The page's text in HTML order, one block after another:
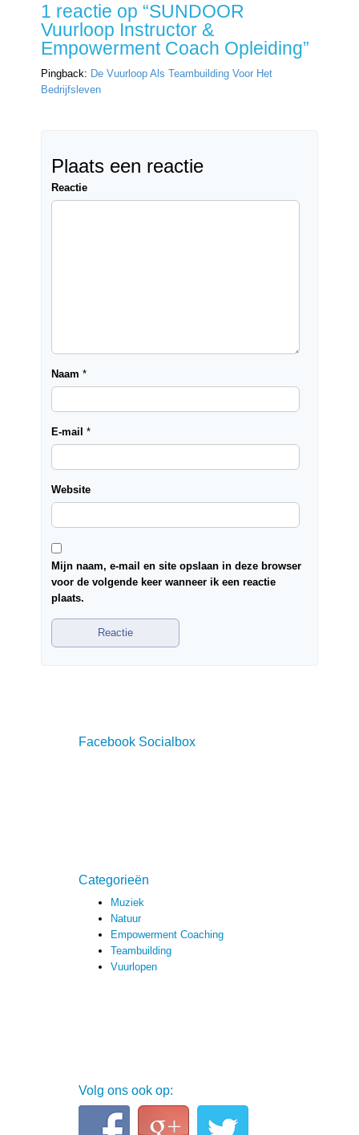
1 reactie op “SUNDOOR
Vuurloop Instructor &
Empowerment Coach Opleiding”
Pingback: De Vuurloop Als Teambuilding Voor Het
Bedrijfsleven
Plaats een reactie
Reactie
Naam *
E-mail *
Website
Mijn naam, e-mail en site opslaan in deze browser
voor de volgende keer wanneer ik een reactie
plaats.
Facebook Socialbox
Categorieën
Muziek
Natuur
Empowerment Coaching
Teambuilding
Vuurlopen
Volg ons ook op: